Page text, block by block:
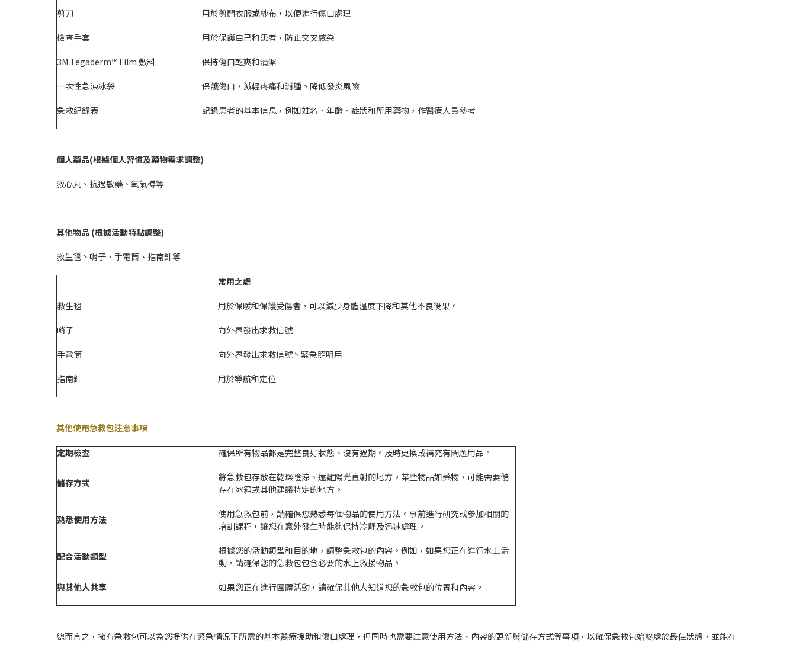
剪刀 用於剪開衣服或紗布，以便進行傷口處理
檢查手套 用於保護自己和患者，防止交叉感染
3M Tegaderm™ Film 敷料 保持傷口乾爽和清潔
一次性急涷冰袋 保護傷口，減輕疼痛和消腫丶降低發炎風險
急救紀錄表 記錄患者的基本信息，例如姓名、年齡、症狀和所用藥物，作醫療人員參考
個人藥品(根據個人習慣及藥物需求調整)
救心丸、抗過敏藥、氧氣樽等
其他物品 (根據活動特點調整)
救生毯丶哨子、手電筒、指南針等
常用之處
救生毯 用於保暖和保護受傷者，可以減少身體溫度下降和其他不良後果。
哨子 向外界發出求救信號
手電筒 向外界發出求救信號丶緊急照明用
指南針 用於導航和定位
其他使用急救包注意事項
定期檢查 確保所有物品都是完整良好狀態、沒有過期。及時更換或補充有問題用品。
儲存方式
將急救包存放在乾燥陰涼、遠離陽光直射的地方。某些物品如藥物，可能需要儲
存在冰箱或其他建議特定的地方。
熟悉使用方法
使用急救包前，請確保您熟悉每個物品的使用方法。事前進行研究或參加相關的
培訓課程，讓您在意外發生時能夠保持冷靜及迅速處理。
配合活動類型
根據您的活動類型和目的地，調整急救包的內容。例如，如果您正在進行水上活
動，請確保您的急救包包含必要的水上救援物品。
與其他人共享 如果您正在進行團體活動，請確保其他人知道您的急救包的位置和內容。
總而言之，擁有急救包可以為您提供在緊急情況下所需的基本醫療援助和傷口處理，但同時也需要注意使用方法、內容的更新與儲存方式等事項，以確保急救包始終處於最佳狀態，並能在